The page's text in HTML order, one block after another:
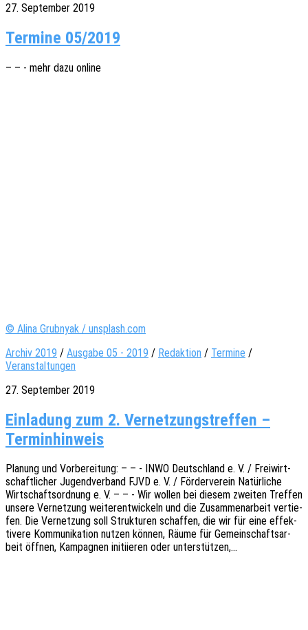
27. September 2019
Termine 05/2019
– – - mehr dazu online
© Alina Grubnyak / unsplash.com
Archiv 2019 / Ausgabe 05 - 2019 / Redaktion / Termine /
Veranstaltungen
27. September 2019
Einladung zum 2. Vernetzungstreffen –
Terminhinweis
Planung und Vorbe­rei­tung: – – - INWO Deutsch­land e. V. / Frei­wirt­
schaft­li­cher Jugend­ver­band FJVD e. V. / Förder­ver­ein Natür­li­che
Wirt­schafts­ord­nung e. V. – – - Wir wollen bei diesem zwei­ten Tref­fen
unsere Vernet­zung weiter­ent­wi­ckeln und die Zusam­men­ar­beit vertie­
fen. Die Vernet­zung soll Struk­tu­ren schaf­fen, die wir für eine effek­
ti­ve­re Kommu­ni­ka­ti­on nutzen können, Räume für Gemein­schafts­ar­
beit öffnen, Kampa­gnen initi­ie­ren oder unterstützen,…